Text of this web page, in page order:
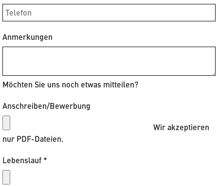
Anmerkungen
Möchten Sie uns noch etwas mitteilen?
Anschreiben/Bewerbung
Wir akzeptieren
nur PDF-Dateien.
Lebenslauf *